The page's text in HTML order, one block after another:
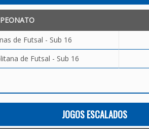
de Futsal - Sub 16
de Futsal - Sub 16
JOGOS ESCALADOS